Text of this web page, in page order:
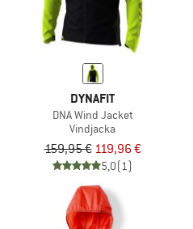
DYNAFIT
DNA Wind Jacket
Vindjacka
159,95 € 119,96 €
5,0(1)